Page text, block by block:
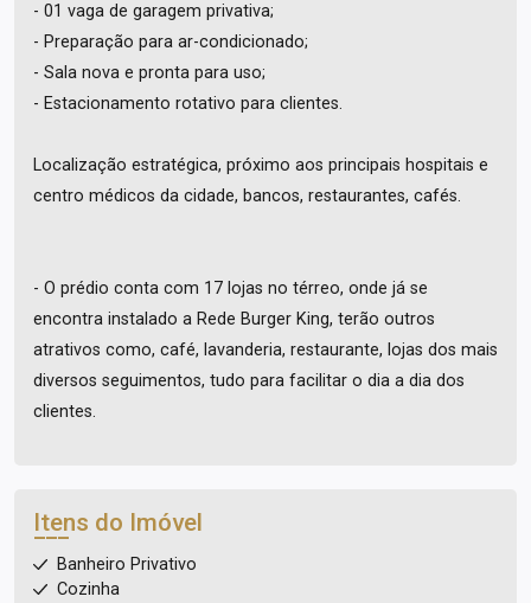
- 01 vaga de garagem privativa;
- Preparação para ar-condicionado;
- Sala nova e pronta para uso;
- Estacionamento rotativo para clientes.
Localização estratégica, próximo aos principais hospitais e
centro médicos da cidade, bancos, restaurantes, cafés.
- O prédio conta com 17 lojas no térreo, onde já se
encontra instalado a Rede Burger King, terão outros
atrativos como, café, lavanderia, restaurante, lojas dos mais
diversos seguimentos, tudo para facilitar o dia a dia dos
clientes.
Itens do Imóvel
Banheiro Privativo
Cozinha